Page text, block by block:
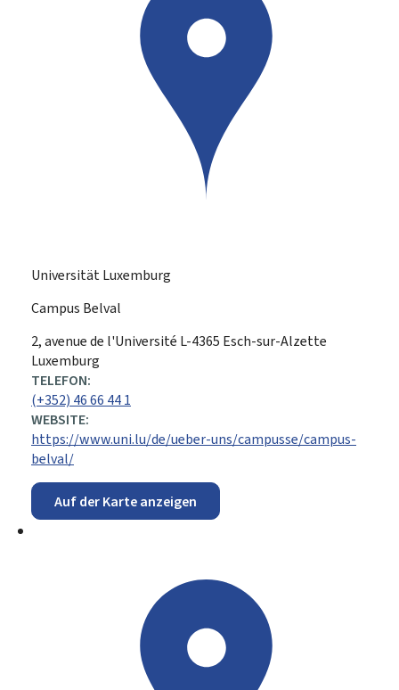
Universität Luxemburg
Campus Belval
ADRESSE:
2, avenue de l'Université L-4365 Esch-sur-Alzette
Luxemburg
TELEFON:
(+352) 46 66 44 1
WEBSITE:
https://www.uni.lu/de/ueber-uns/campusse/campus-
belval/
Auf der Karte anzeigen